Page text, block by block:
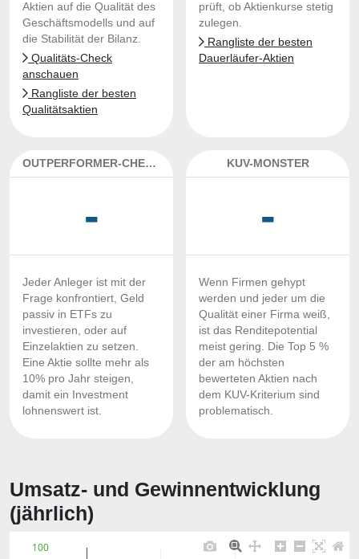
Aktien auf die Qualität des
Geschäftsmodells und auf
die Stabilität der Bilanz.
Qualitäts-Check
anschauen
Rangliste der besten
Qualitätsaktien
prüft, ob Aktienkurse stetig
zulegen.
Rangliste der besten
Dauerläufer-Aktien
OUTPERFORMER-CHECK
-
Jeder Anleger ist mit der
Frage konfrontiert, Geld
passiv in ETFs zu
investieren, oder auf
Einzelaktien zu setzen.
Eine Aktie sollte mehr als
10% pro Jahr steigen,
damit ein Investment
lohnenswert ist.
KUV-MONSTER
-
Wenn Firmen gehypt
werden und jeder um die
Qualität einer Firma weiß,
ist das Renditepotential
meist gering. Die Top 5 %
der am höchsten
bewerteten Aktien nach
dem KUV-Kriterium sind
problematisch.
Umsatz- und Gewinnentwicklung
(jährlich)
100